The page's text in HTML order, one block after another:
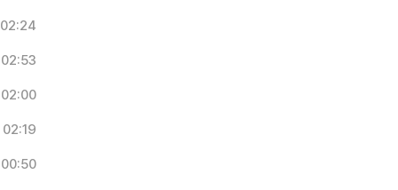
02:24
02:53
02:00
02:19
00:50